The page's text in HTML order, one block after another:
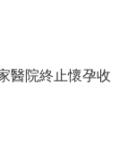
醫院終止懷孕收